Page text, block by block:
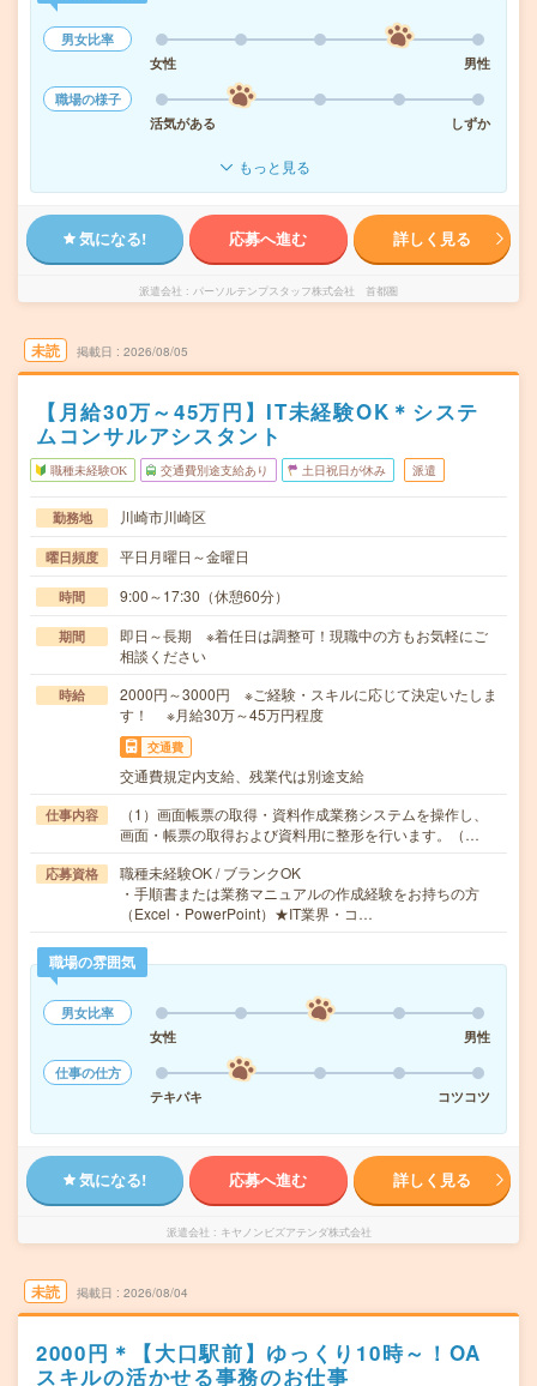
男女比率
女性
男性
職場の様子
活気がある
しずか
もっと見る
気になる! 応募へ進む 詳しく見る
派遣会社 パーソルテンプスタッフ株式会社 首都圏
未読 掲載日 2026/08/05
【月給30万～45万円】IT未経験OK＊システ
ムコンサルアシスタント
職種未経験OK 交通費別途支給あり 土日祝日が休み 派遣
勤務地 川崎市川崎区
曜日頻度 平日月曜日～金曜日
時間 9:00～17:30（休憩60分）
期間
即日～長期 ※着任日は調整可！現職中の方もお気軽にご
相談ください
時給
2000円～3000円 ※ご経験・スキルに応じて決定いたしま
す！ ※月給30万～45万円程度
交通費
交通費規定内支給、残業代は別途支給
仕事内容
（1）画面帳票の取得・資料作成業務システムを操作し、
画面・帳票の取得および資料用に整形を行います。（…
応募資格
職種未経験OK / ブランクOK
・手順書または業務マニュアルの作成経験をお持ちの方
（Excel・PowerPoint）★IT業界・コ…
職場の雰囲気
男女比率
女性
男性
仕事の仕方
テキパキ
コツコツ
気になる! 応募へ進む 詳しく見る
派遣会社 キヤノンビズアテンダ株式会社
未読 掲載日 2026/08/04
2000円＊【大口駅前】ゆっくり10時～！OA
スキルの活かせる事務のお仕事